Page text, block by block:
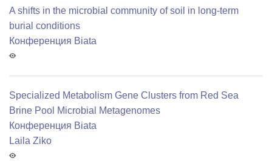
A shifts in the microbial community of soil in long-term
burial conditions
Конференция Biata
Specialized Metabolism Gene Clusters from Red Sea
Brine Pool Microbial Metagenomes
Конференция Biata
Laila Ziko